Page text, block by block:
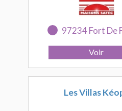
97234 Fort De
Les Villas